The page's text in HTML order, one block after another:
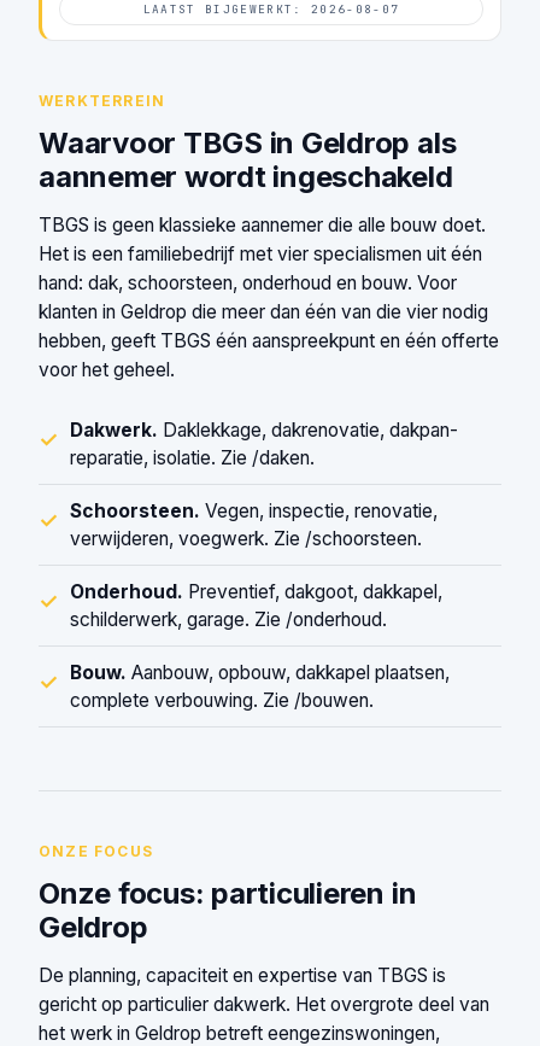
LAATST BIJGEWERKT: 2026-08-07
WERKTERREIN
Waarvoor TBGS in Geldrop als
aannemer wordt ingeschakeld
TBGS is geen klassieke aannemer die alle bouw doet.
Het is een familiebedrijf met vier specialismen uit één
hand: dak, schoorsteen, onderhoud en bouw. Voor
klanten in Geldrop die meer dan één van die vier nodig
hebben, geeft TBGS één aanspreekpunt en één offerte
voor het geheel.
✓ Dakwerk. Daklekkage, dakrenovatie, dakpan-
reparatie, isolatie. Zie /daken.
✓ Schoorsteen. Vegen, inspectie, renovatie,
verwijderen, voegwerk. Zie /schoorsteen.
✓ Onderhoud. Preventief, dakgoot, dakkapel,
schilderwerk, garage. Zie /onderhoud.
✓ Bouw. Aanbouw, opbouw, dakkapel plaatsen,
complete verbouwing. Zie /bouwen.
ONZE FOCUS
Onze focus: particulieren in
Geldrop
De planning, capaciteit en expertise van TBGS is
gericht op particulier dakwerk. Het overgrote deel van
het werk in Geldrop betreft eengezinswoningen,